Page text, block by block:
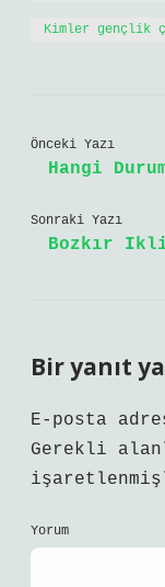
Kimler gençlik
Önceki Yazı
Hangi
Sonraki Yazı
Bozkır
Bir yanıt
E-posta
Gerekli
Yorum